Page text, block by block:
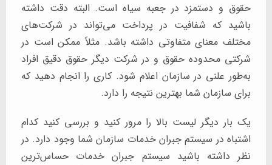
حقوق و دستمزد در جعبه سیاه است. البته دقت داشته
باشید که شفافیت در پرداخت می‌تواند در شرکت‌های
مختلف معنای متفاوتی داشته باشد. مثلاً ممکن است در
شرکتی محدوده حقوق و در شرکت دیگر حقوق دقیق افراد
به‌طور علنی در سازمان اعلام شود. کاری را انجام دهید که
برای سازمان شما بهترین نتیجه را دارد.
یک بار دیگر لیست بالا را مرور کنید و بررسی کنید کدام
اشتباه در سیستم جبران خدمات سازمان شما وجود دارد. در
نظر داشته باشید سیستم جبران خدمات حساس‌ترین